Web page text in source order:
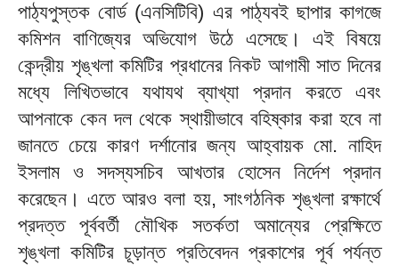
পাঠ্যপুস্তক বোর্ড (এনসিটিবি) এর পাঠ্যবই ছাপার কাগজে
কমিশন বাণিজ্যের অভিযোগ উঠে এসেছে। এই বিষয়ে
কেন্দ্রীয় শৃঙ্খলা কমিটির প্রধানের নিকট আগামী সাত দিনের
মধ্যে লিখিতভাবে যথাযথ ব্যাখ্যা প্রদান করতে এবং
আপনাকে কেন দল থেকে স্থায়ীভাবে বহিষ্কার করা হবে না
জানতে চেয়ে কারণ দর্শানোর জন্য আহ্বায়ক মো. নাহিদ
ইসলাম ও সদস্যসচিব আখতার হোসেন নির্দেশ প্রদান
করেছেন। এতে আরও বলা হয়, সাংগঠনিক শৃঙ্খলা রক্ষার্থে
প্রদত্ত পূর্ববর্তী মৌখিক সতর্কতা অমান্যের প্রেক্ষিতে
শৃঙ্খলা কমিটির চূড়ান্ত প্রতিবেদন প্রকাশের পূর্ব পর্যন্ত